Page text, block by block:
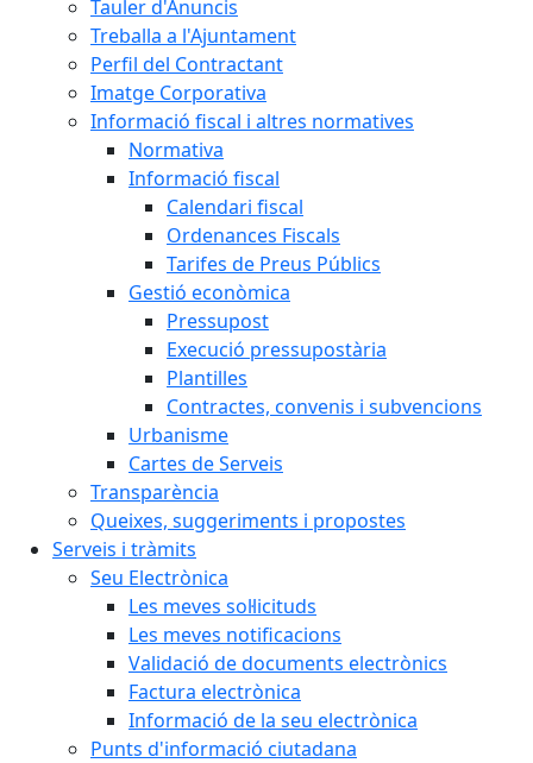
Tauler d'Anuncis
Treballa a l'Ajuntament
Perfil del Contractant
Imatge Corporativa
Informació fiscal i altres normatives
Normativa
Informació fiscal
Calendari fiscal
Ordenances Fiscals
Tarifes de Preus Públics
Gestió econòmica
Pressupost
Execució pressupostària
Plantilles
Contractes, convenis i subvencions
Urbanisme
Cartes de Serveis
Transparència
Queixes, suggeriments i propostes
Serveis i tràmits
Seu Electrònica
Les meves sol·licituds
Les meves notificacions
Validació de documents electrònics
Factura electrònica
Informació de la seu electrònica
Punts d'informació ciutadana